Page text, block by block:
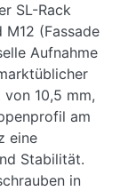
SL-Rack
M12 (Fassade
Aufnahme
10,5 mm,
am
eine
Stabilität.
in